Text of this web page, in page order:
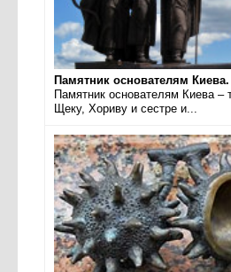
Памятник основателям
Памятник основателям Киева –
Щеку, Хориву и сестре и...